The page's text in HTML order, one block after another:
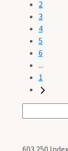
2
3
4
5
6
...
1